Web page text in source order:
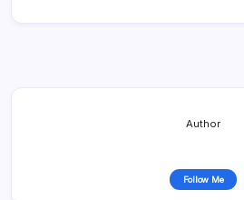
Author
Follow Me